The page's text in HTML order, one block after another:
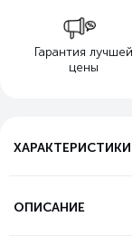
Гарантия лучшей
цены
ХАРАКТЕРИСТИКИ
ОПИСАНИЕ